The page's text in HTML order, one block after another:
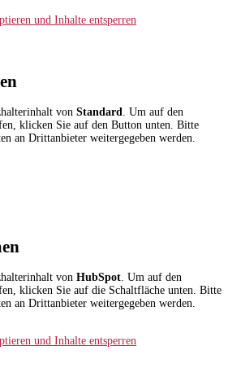
und Inhalte entsperren
von Standard. Um auf den
klicken Sie auf den Button unten. Bitte
an Drittanbieter weitergegeben werden.
von HubSpot. Um auf den
klicken Sie auf die Schaltfläche unten. Bitte
an Drittanbieter weitergegeben werden.
und Inhalte entsperren